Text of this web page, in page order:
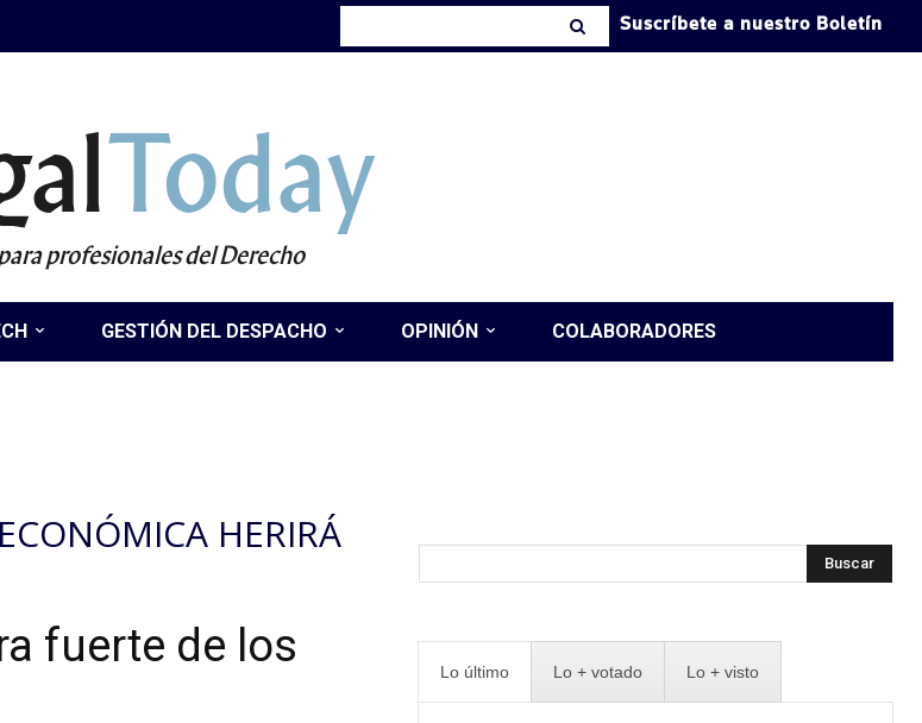
Suscríbete a nuestro Boletín
Today
profesionales del Derecho
GESTIÓN DEL DESPACHO OPINIÓN COLABORADORES
HERIRÁ
fuerte de los
Buscar
Lo último Lo + votado Lo + visto